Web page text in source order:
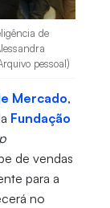
de
pessoal)
Mercado,
Fundação
de vendas
para a
no